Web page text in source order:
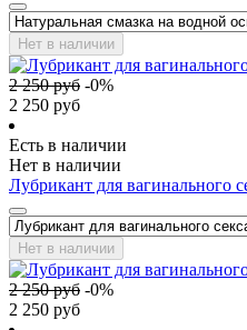
Нет в наличии
2 250руб -0%
2 250 руб
Есть в наличии
Нет в наличии
Лубрикант для вагинального
Нет в наличии
2 250руб -0%
2 250 руб